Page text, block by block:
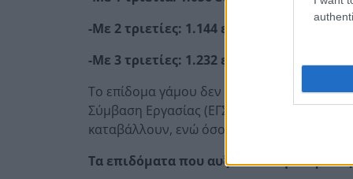
-Με 2 τριετίες: 1.144 ευρώ μεικτά
-Με 3 τριετίες: 1.232 ευρώ μεικτά
Το επίδομα γάμου δεν είναι υποχρεωτικό
Σύμβαση Εργασίας (ΕΓΣΣΕ). Αυτό σημαίνει
καταβάλλουν, ενώ όσοι δεν την
Τα επιδόματα που αυξάνονται με την